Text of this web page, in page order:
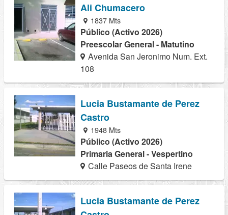
Ali Chumacero
1837 Mts
Público (Activo 2026)
Preescolar General - Matutino
Avenida San Jeronimo Num. Ext.
108
Lucia Bustamante de Perez
Castro
1948 Mts
Público (Activo 2026)
Primaria General - Vespertino
Calle Paseos de Santa Irene
Lucia Bustamante de Perez